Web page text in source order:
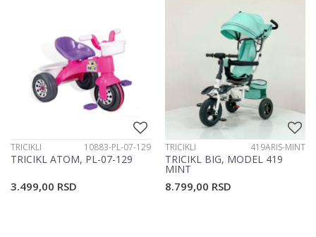
TRICIKLI 10883-PL-07-129
TRICIKL ATOM, PL-07-129
3.499,00 RSD
TRICIKLI 419ARIS-MINT
TRICIKL BIG, MODEL 419
MINT
8.799,00 RSD